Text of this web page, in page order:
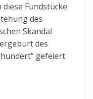
Fundstücke
des
Skandal
des
gefeiert